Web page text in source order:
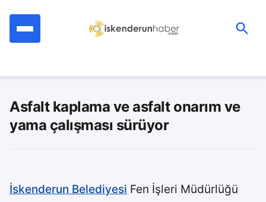
Asfalt kaplama ve asfalt onarım ve
yama çalışması sürüyor
İskenderun Belediyesi Fen İşleri Müdürlüğü